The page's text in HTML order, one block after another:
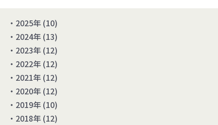
2025年 (10)
2024年 (13)
2023年 (12)
2022年 (12)
2021年 (12)
2020年 (12)
2019年 (10)
2018年 (12)